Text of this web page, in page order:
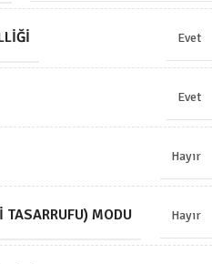
Evet
Evet
Hayır
MODU Hayır